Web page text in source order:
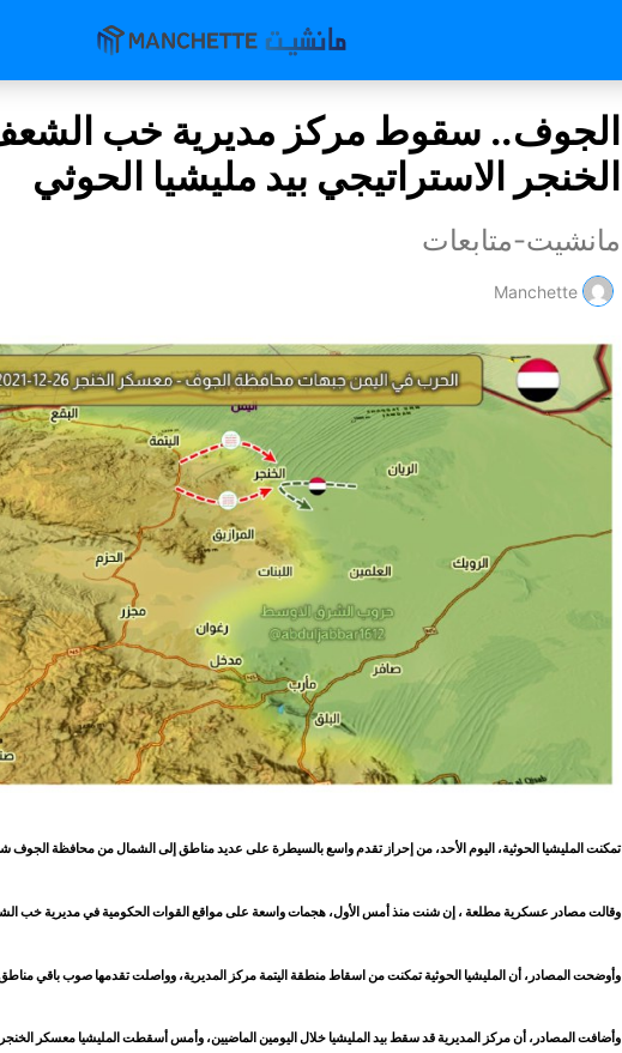
الجوف.. سقوط مركز مديرية خب
الخنجر الاستراتيجي بيد مليشيا الحوثي
مانشيت-متابعات
Manchette
تمكنت المليشيا الحوثية، اليوم الأحد، من إحراز تقدم واسع بالسيطرة على عديد مناطق إلى الشمال من محافظة الجوف
وقالت مصادر عسكرية مطلعة ، إن شنت منذ أمس الأول، هجمات واسعة على مواقع القوات الحكومية في مديرية خب
وأوضحت المصادر، أن المليشيا الحوثية تمكنت من اسقاط منطقة اليتمة مركز المديرية، وواصلت تقدمها صوب باقي مناطق
وأضافت المصادر، أن مركز المديرية قد سقط بيد المليشيا خلال اليومين الماضيين، وأمس أسقطت المليشيا معسكر الخنجر